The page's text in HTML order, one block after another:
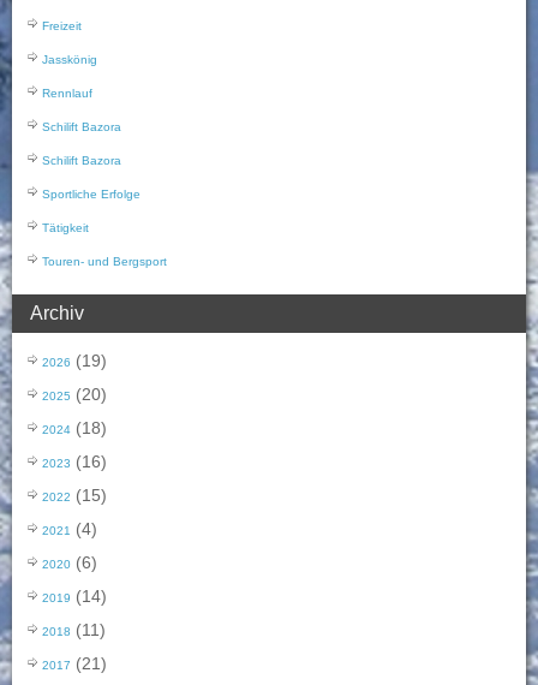
Freizeit
Jasskönig
Rennlauf
Schilift Bazora
Schilift Bazora
Sportliche Erfolge
Tätigkeit
Touren- und Bergsport
Archiv
2026 (19)
2025 (20)
2024 (18)
2023 (16)
2022 (15)
2021 (4)
2020 (6)
2019 (14)
2018 (11)
2017 (21)